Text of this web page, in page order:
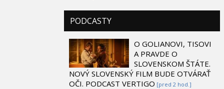
PODCASTY
O GOLIANOVI, TISOVI
A PRAVDE O
SLOVENSKOM ŠTÁTE.
NOVÝ SLOVENSKÝ FILM BUDE OTVÁRAŤ
OČI. PODCAST VERTIGO [pred 2 hod.]